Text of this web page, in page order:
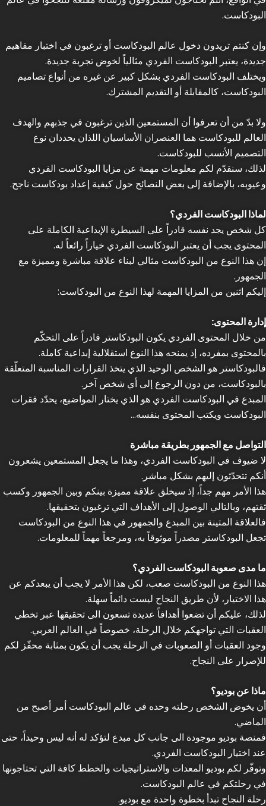
البودكاست.
وإن كنتم تريدون دخول عالم البودكاست أو ترغبون في اختبار مفاهيم
جديدة، يعتبر البودكاست الفردي مثالياً لخوض تجربة جديدة.
ويختلف البودكاست الفردي بشكل كبير عن غيره من أنواع تصاميم
البودكاست، كالمقابلة أو التقديم المشترك.
ولا بدّ من أن تعرفوا أن المستمعين الذين ترغبون في جذبهم والهدف
العالم للبودكاست هما العنصران الأساسيان اللذان يحددان نوع
التصميم الأنسب للبودكاست.
لذلك، سنقدّم لكم معلومات مهمة عن مزايا البودكاست الفردي
وعيوبه، بالإضافة إلى بعض النصائح حول كيفية إعداد بودكاست ناجح.
لماذا البودكاست الفردي؟
كل شخص يجد نفسه قادراً على السيطرة الإبداعية الكاملة على
المحتوى يجب أن يعتبر البودكاست الفردي خياراً رائعاً له.
إن هذا النوع من البودكاست مثالي لبناء علاقة مباشرة ومميزة مع
الجمهور.
إليكم اثنين من المزايا المهمة لهذا النوع من البودكاست:
إدارة المحتوى:
من خلال المحتوى الفردي يكون البودكاستر قادراً على التحكّم
بالمحتوى بمفرده، إذ يمنحه هذا النوع استقلالية إبداعية كاملة.
فالبودكاستر هو الشخص الوحيد الذي يتخذ القرارات المناسبة المتعلّقة
بالبودكاست، من دون الرجوع إلى أي شخص آخر.
المبدع في البودكاست الفردي هو الذي يختار المواضيع، يحدّد فقرات
البودكاست ويكتب المحتوى بنفسه…
التواصل مع الجمهور بطريقة مباشرة
لا ضيوف في البودكاست الفردي، وهذا ما يجعل المستمعين يشعرون
أنكم تتحدّثون إليهم بشكل مباشر.
هذا الأمر مهم جداً، إذ سيخلق علاقة مميزة بينكم وبين الجمهور وكسب
ثقتهم، وبالتالي الوصول إلى الأهداف التي ترغبون بتحقيقها.
فالعلاقة المتينة بين المبدع والجمهور في هذا النوع من البودكاست
تجعل البودكاستر مصدراً موثوقاً به، ومرجعاً مهماً للمعلومات.
ما مدى صعوبة البودكاست الفردي؟
هذا النوع من البودكاست صعب، لكن هذا الأمر لا يجب أن يبعدكم عن
هذا الاختيار، لأن طريق النجاح ليست دائماً سهلة.
لذلك، عليكم أن تضعوا أهدافاً عديدة تسعون الى تحقيقها عبر تخطي
العقبات التي تواجهكم خلال الرحلة، خصوصاً في العالم العربي.
وجود العقبات أو الصعوبات في الرحلة يجب أن يكون بمثابة محفّز لكم
للإصرار على النجاح.
ماذا عن بوديو؟
أن يخوض الشخص رحلته وحده في عالم البودكاست أمر أصبح من
الماضي.
فمنصة بوديو موجودة الى جانب كل مبدع لتؤكد له أنه ليس وحيداً، حتى
عند اختيار البودكاست الفردي.
وتوفّر لكم بوديو المعدات والاستراتيجيات والخطط كافة التي تحتاجونها
في رحلتكم في عالم البودكاست.
رحلة النجاح تبدأ بخطوة واحدة مع بوديو.